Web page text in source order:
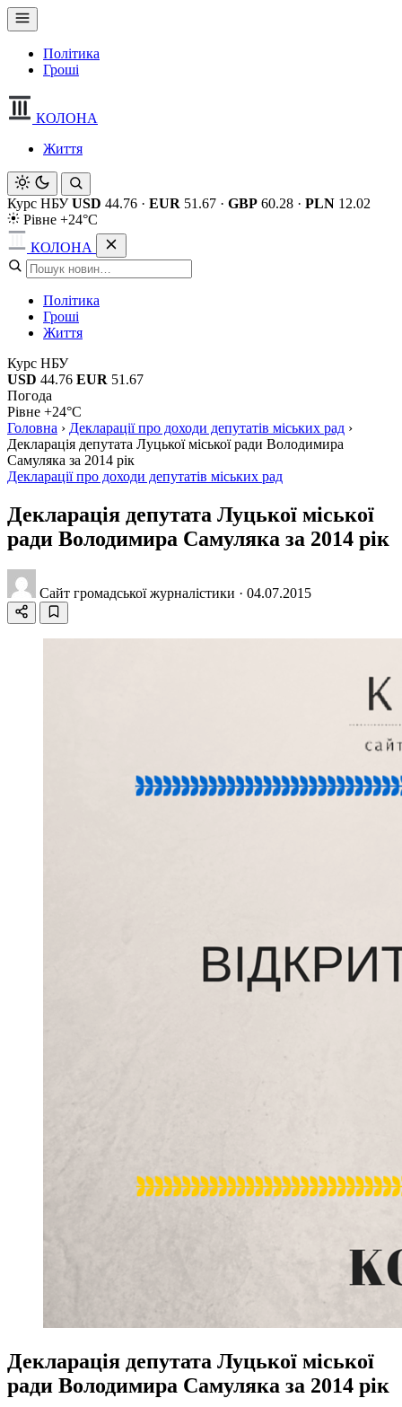
Політика
Гроші
КОЛОНА
Життя
Курс НБУ USD 44.76 · EUR 51.67 · GBP 60.28 · PLN 12.02
Рівне +24°C
КОЛОНА
Політика
Гроші
Життя
Курс НБУ
USD 44.76 EUR 51.67
Погода
Рівне +24°C
Головна › Декларації про доходи депутатів міських рад ›
Декларація депутата Луцької міської ради Володимира
Самуляка за 2014 рік
Декларації про доходи депутатів міських рад
Декларація депутата Луцької міської
ради Володимира Самуляка за 2014 рік
Сайт громадської журналістики · 04.07.2015
Декларація депутата Луцької міської
ради Володимира Самуляка за 2014 рік